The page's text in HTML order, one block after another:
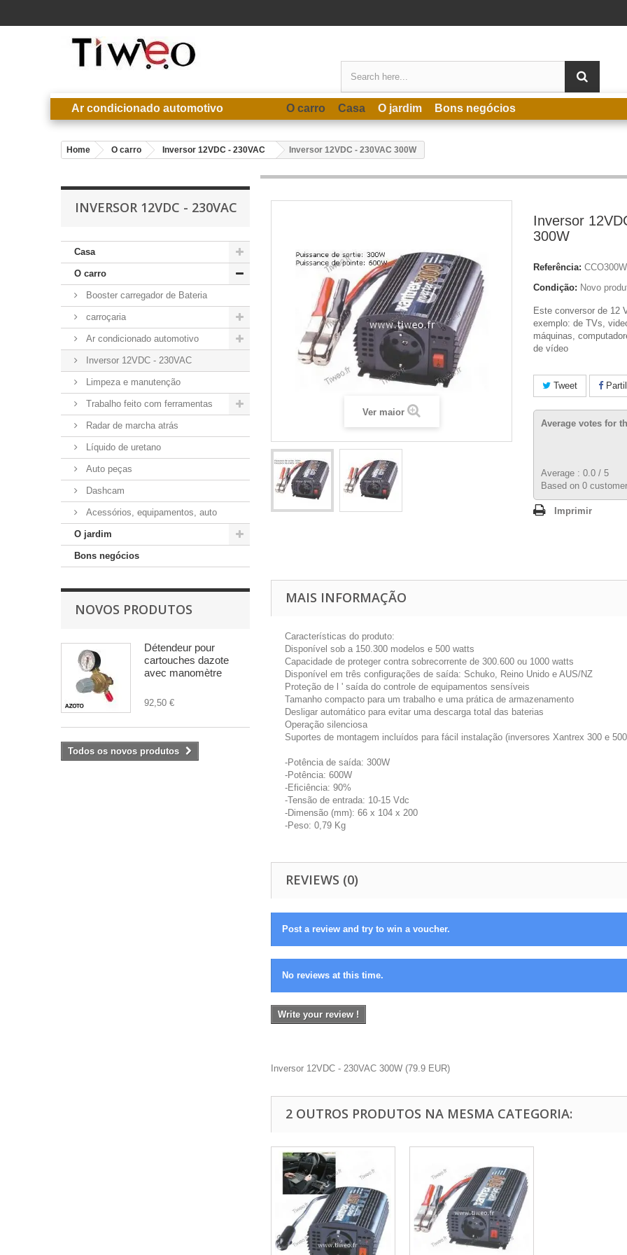
Ar condicionado automotivo O carro Casa O jardim Bons negócios
Home O carro Inversor 12VDC - 230VAC Inversor 12VDC - 230VAC 300W
INVERSOR 12VDC - 230VAC
Casa
O carro
Booster carregador de Bateria
carroçaria
Ar condicionado automotivo
Inversor 12VDC - 230VAC
Limpeza e manutenção
Trabalho feito com ferramentas
Radar de marcha atrás
Líquido de uretano
Auto peças
Dashcam
Acessórios, equipamentos, auto
O jardim
Bons negócios
NOVOS PRODUTOS
Détendeur pour
cartouches dazote
avec manomètre
92,50 €
Todos os novos produtos
Ver maior
Inversor
300W
Referência:
Condição: Novo
Este conversor de 12
exemplo: de TVs,
máquinas,
de vídeo
Tweet
Average votes for
Average : 0.0 / 5
Based on 0
Imprimir
MAIS INFORMAÇÃO
Características do produto:
Disponível sob a 150.300 modelos e 500 watts
Capacidade de proteger contra sobrecorrente de 300.600 ou 1000 watts
Disponível em três configurações de saída: Schuko, Reino Unido e AUS/NZ
Proteção de l ' saída do controle de equipamentos sensíveis
Tamanho compacto para um trabalho e uma prática de armazenamento
Desligar automático para evitar uma descarga total das baterias
Operação silenciosa
Suportes de montagem incluídos para fácil instalação (inversores Xantrex 300 e
-Potência de saída: 300W
-Potência: 600W
-Eficiência: 90%
-Tensão de entrada: 10-15 Vdc
-Dimensão (mm): 66 x 104 x 200
-Peso: 0,79 Kg
REVIEWS (0)
Post a review and try to win a voucher.
No reviews at this time.
Write your review !
Inversor 12VDC - 230VAC 300W (79.9 EUR)
2 OUTROS PRODUTOS NA MESMA CATEGORIA: